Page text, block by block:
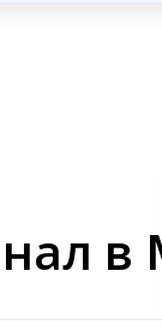
в